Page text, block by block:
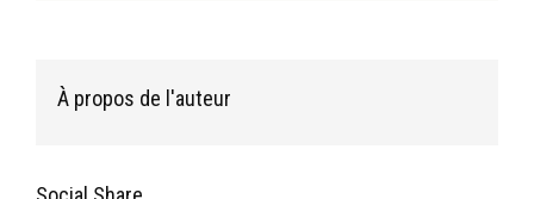
À propos de l'auteur